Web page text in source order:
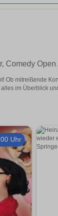
Comedy Open
Ob mitreißende
im Überblick
Uhr